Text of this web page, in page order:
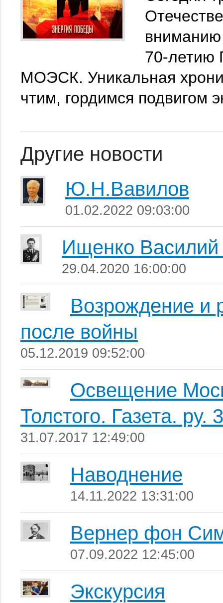
вниманию
70-летию
МОЭСК. Уникальная
чтим, гордимся подвигом
Другие новости
Ю.Н.Вавилов
01.02.2022 09:03:00
Ищенко Василий
29.04.2020 16:00:00
Возрождение и
после войны
05.12.2019 09:52:00
Освещение
Толстого. Газета. ру.
31.07.2017 12:49:00
Наводнение
14.11.2022 13:31:00
Вернер фон
07.09.2022 12:45:00
Экскурсия